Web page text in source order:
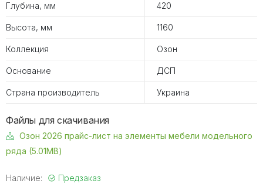
Глубина, мм 420
Высота, мм 1160
Коллекция Озон
Основание ДСП
Страна производитель Украина
Файлы для скачивания
Озон 2026 прайс-лист на элементы мебели модельного
ряда (5.01MB)
Наличие: Предзаказ